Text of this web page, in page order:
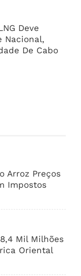
Deve
Nacional,
De Cabo
Arroz Preços
Impostos
Mil Milhões
Oriental